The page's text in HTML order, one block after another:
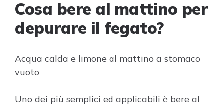
Cosa bere al mattino per
depurare il fegato?
Acqua calda e limone al mattino a stomaco
vuoto
Uno dei più semplici ed applicabili è bere al